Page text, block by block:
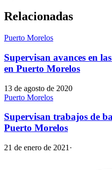
Relacionadas
Puerto Morelos
Supervisan avances en
en Puerto Morelos
13 de agosto de 2020
Puerto Morelos
Supervisan trabajos de
Puerto Morelos
21 de enero de 2021 ·